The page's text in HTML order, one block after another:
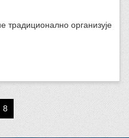
традиционално организује
8